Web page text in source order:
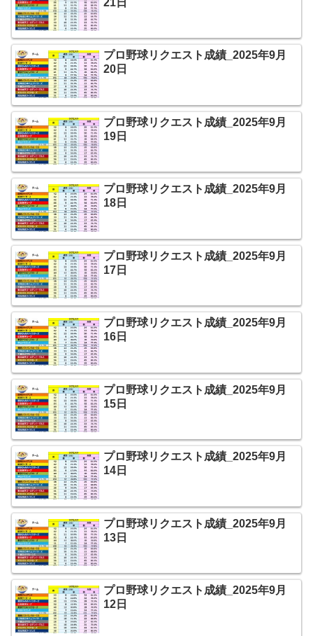
プロ野球リクエスト成績_2025年9月
20日
プロ野球リクエスト成績_2025年9月
19日
プロ野球リクエスト成績_2025年9月
18日
プロ野球リクエスト成績_2025年9月
17日
プロ野球リクエスト成績_2025年9月
16日
プロ野球リクエスト成績_2025年9月
15日
プロ野球リクエスト成績_2025年9月
14日
プロ野球リクエスト成績_2025年9月
13日
プロ野球リクエスト成績_2025年9月
12日